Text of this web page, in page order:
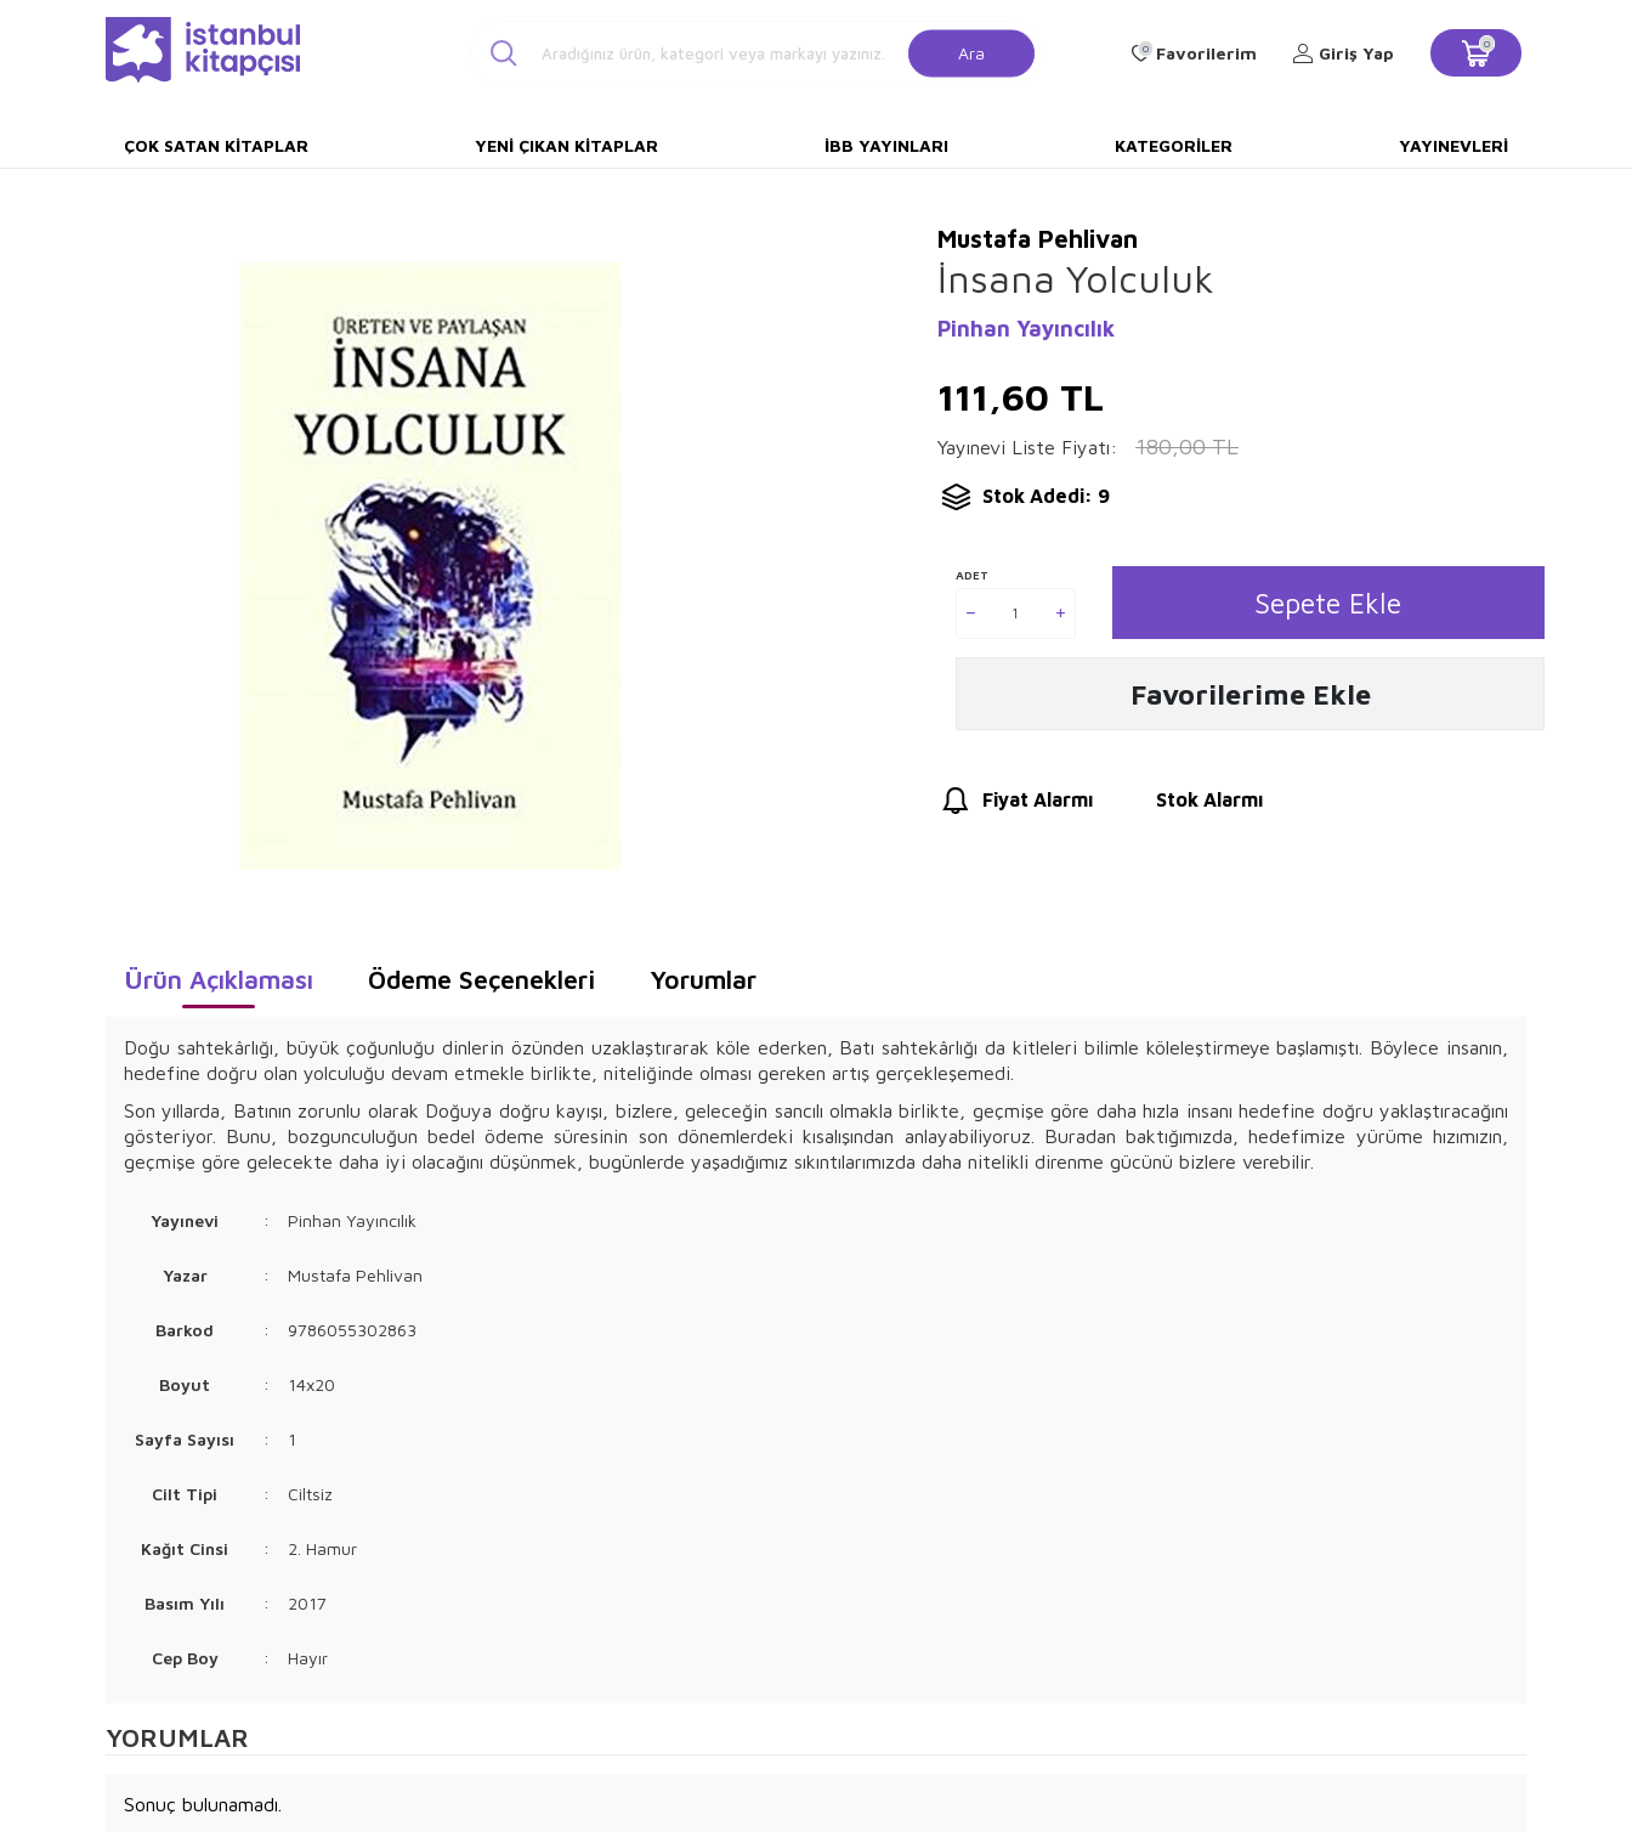
Ara 0 Favorilerim Giriş Yap 0
ÇOK SATAN KITAPLAR YENI ÇIKAN KITAPLAR İBB YAYINLARI KATEGORILER YAYINEVLERI
Mustafa Pehlivan
İnsana Yolculuk
Pinhan Yayıncılık
111,60 TL
Yayınevi Liste Fiyatı: 180,00TL
Stok Adedi: 9
ADET
Sepete Ekle
Favorilerime Ekle
Fiyat Alarmı Stok Alarmı
Ürün Açıklaması Ödeme Seçenekleri Yorumlar
Doğu sahtekârlığı, büyük çoğunluğu dinlerin özünden uzaklaştırarak köle ederken, Batı sahtekârlığı da kitleleri bilimle köleleştirmeye başlamıştı. Böylece insanın,
hedefine doğru olan yolculuğu devam etmekle birlikte, niteliğinde olması gereken artış gerçekleşemedi.
Son yıllarda, Batının zorunlu olarak Doğuya doğru kayışı, bizlere, geleceğin sancılı olmakla birlikte, geçmişe göre daha hızla insanı hedefine doğru yaklaştıracağını
gösteriyor. Bunu, bozgunculuğun bedel ödeme süresinin son dönemlerdeki kısalışından anlayabiliyoruz. Buradan baktığımızda, hedefimize yürüme hızımızın,
geçmişe göre gelecekte daha iyi olacağını düşünmek, bugünlerde yaşadığımız sıkıntılarımızda daha nitelikli direnme gücünü bizlere verebilir.
Yayınevi : Pinhan Yayıncılık
Yazar : Mustafa Pehlivan
Barkod : 9786055302863
Boyut : 14x20
Sayfa Sayısı : 1
Cilt Tipi : Ciltsiz
Kağıt Cinsi : 2. Hamur
Basım Yılı : 2017
Cep Boy : Hayır
YORUMLAR
Sonuç bulunamadı.